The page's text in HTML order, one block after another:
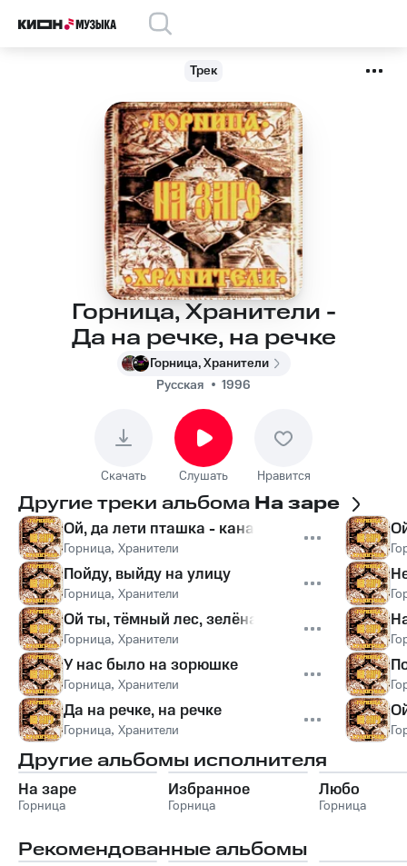
Трек
Горница, Хранители -
Да на речке, на речке
Горница, Хранители
Русская
1996
Скачать Слушать Нравится
Другие треки альбома На заре
Ой, да лети пташка - канарейка
Горница, Хранители
Пойду, выйду на улицу
Горница, Хранители
Ой ты, тёмный лес, зелёная дуброва
Горница, Хранители
У нас было на зорюшке
Горница, Хранители
Да на речке, на речке
Горница, Хранители
Другие альбомы исполнителя
На заре
Горница
Избранное
Горница
Любо
Горница
Рекомендованные альбомы